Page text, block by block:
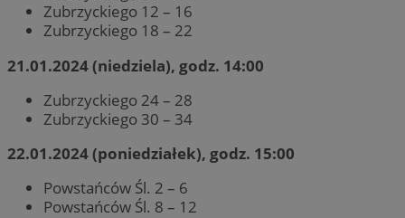
Zubrzyckiego 12 – 16
Zubrzyckiego 18 – 22
21.01.2024 (niedziela), godz. 14:00
Zubrzyckiego 24 – 28
Zubrzyckiego 30 – 34
22.01.2024 (poniedziałek), godz. 15:00
Powstańców Śl. 2 – 6
Powstańców Śl. 8 – 12